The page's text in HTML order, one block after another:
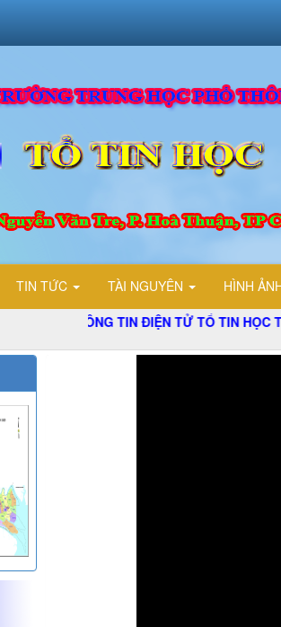
TIN TỨC TÀI NGUYÊN HÌNH
TIN ĐIỆN TỬ TỔ TIN HỌC TRƯỜNG THPT